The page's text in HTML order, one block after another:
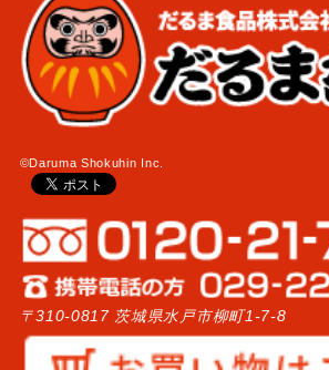
©Daruma Shokuhin Inc.
〒310-0817 茨城県水戸市柳町1-7-8